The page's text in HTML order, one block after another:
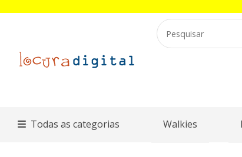
Todas as categorias Walkies